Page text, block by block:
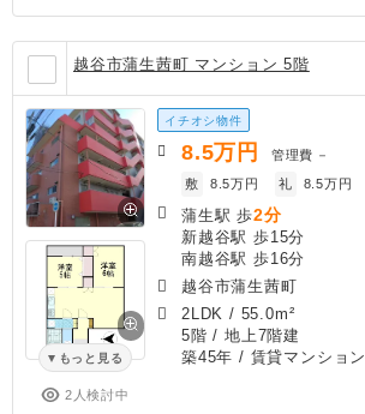
越谷市蒲生茜町 マンション 5階
もっと見る
2人検討中
イチオシ物件
8.5万円 管理費 －
敷
8.5万円 礼 8.5万円
蒲生駅 歩2分
新越谷駅 歩15分
南越谷駅 歩16分
越谷市蒲生茜町
2LDK / 55.0m²
5階 / 地上7階建
築45年 / 賃貸マンション